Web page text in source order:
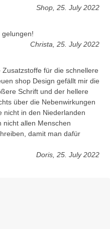
Shop, 25. July 2022
Christa, 25. July 2022
für die schnellere
shop Design gefällt mir die
Schrift und der hellere
über die Nebenwirkungen
nicht in den Niederlanden
nicht allen Menschen
damit man dafür
Doris, 25. July 2022